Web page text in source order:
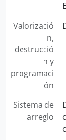
Valorizació
n,
destrucció
n y
programaci
ón
Sistema de
arreglo